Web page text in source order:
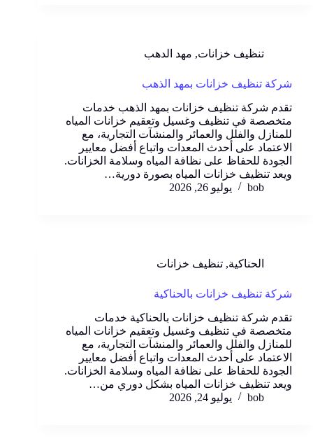
تنظيف خزانات, مهد الدهب
شركة تنظيف خزانات بمهد الذهب
تقدم شركة تنظيف خزانات بمهد الذهب خدمات
متخصصة في تنظيف وغسيل وتعقيم خزانات المياه
للمنازل والفلل والعمائر والمنشآت التجارية، مع
الاعتماد على أحدث المعدات واتباع أفضل معايير
الجودة للحفاظ على نظافة المياه وسلامة الخزانات.
ويعد تنظيف خزانات المياه بصورة دورية…
bob
يوليو 26, 2026
الحناكية, تنظيف خزانات
شركة تنظيف خزانات بالحناكية
تقدم شركة تنظيف خزانات بالحناكية خدمات
متخصصة في تنظيف وغسيل وتعقيم خزانات المياه
للمنازل والفلل والعمائر والمنشآت التجارية، مع
الاعتماد على أحدث المعدات واتباع أفضل معايير
الجودة للحفاظ على نظافة المياه وسلامة الخزانات.
ويعد تنظيف خزانات المياه بشكل دوري من…
bob
يوليو 24, 2026